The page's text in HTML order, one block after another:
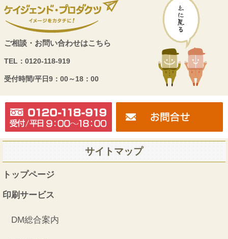
ご相談・お問い合わせはこちら
TEL： 0120-118-919
受付時間/平日9：00～18：00
サイトマップ
トップページ
印刷サービス
DM総合案内